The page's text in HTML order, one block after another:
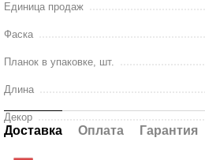
Единица продаж
Фаска
Планок в упаковке, шт.
Длина
Декор
Доставка Оплата Гарантия